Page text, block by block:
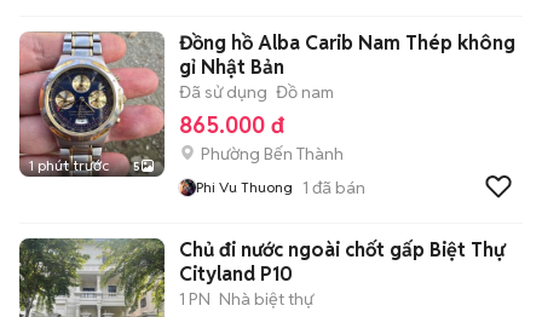
1 phút trước 5
Đồng hồ Alba Carib Nam Thép không
gỉ Nhật Bản
Đã sử dụng Đồ nam
865.000 đ
Phường Bến Thành
Phi Vu Thuong 1 đã bán
Chủ đi nước ngoài chốt gấp Biệt Thự
Cityland P10
1 PN Nhà biệt thự